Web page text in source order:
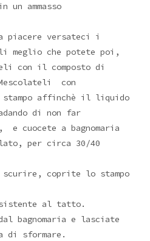
ammasso
piacere versateci i
meglio che potete poi,
con il composto di
con
affinchè il liquido
di non far
cuocete a bagnomaria
per circa 30/40
scurire, coprite lo stampo
al tatto.
bagnomaria e lasciate
di sformare.